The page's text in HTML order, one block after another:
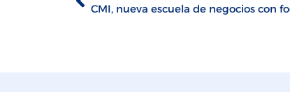
CMI, nueva escuela de negocios con